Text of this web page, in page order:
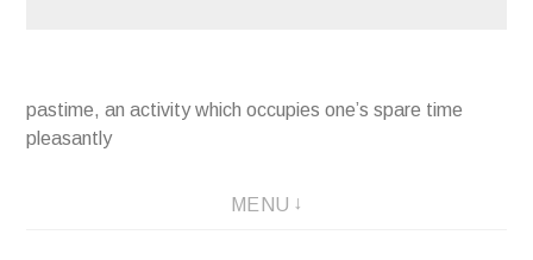
pastime, an activity which occupies one’s spare time
pleasantly
MENU